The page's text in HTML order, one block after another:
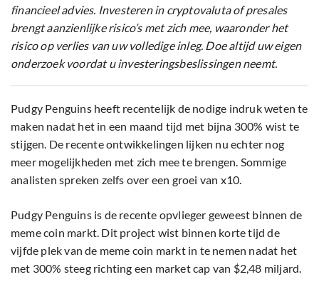
financieel advies. Investeren in cryptovaluta of presales
brengt aanzienlijke risico’s met zich mee, waaronder het
risico op verlies van uw volledige inleg. Doe altijd uw eigen
onderzoek voordat u investeringsbeslissingen neemt.
Pudgy Penguins heeft recentelijk de nodige indruk weten te
maken nadat het in een maand tijd met bijna 300% wist te
stijgen. De recente ontwikkelingen lijken nu echter nog
meer mogelijkheden met zich mee te brengen. Sommige
analisten spreken zelfs over een groei van x10.
Pudgy Penguins is de recente opvlieger geweest binnen de
meme coin markt. Dit project wist binnen korte tijd de
vijfde plek van de meme coin markt in te nemen nadat het
met 300% steeg richting een market cap van $2,48 miljard.